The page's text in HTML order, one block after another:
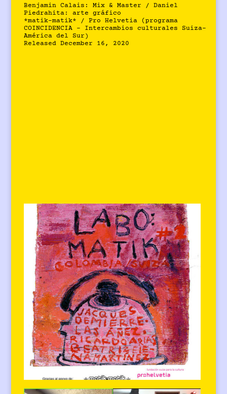
Benjamin Calais: Mix & Master / Daniel
Piedrahita: arte gráfico
*matik-matik* / Pro Helvetia (programa
COINCIDENCIA – Intercambios culturales Suiza-
América del Sur)
Released December 16, 2020